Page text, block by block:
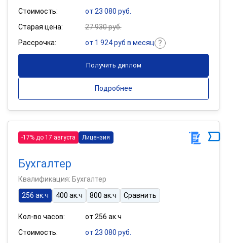
Стоимость:
от 23 080 руб.
Старая цена:
27 930 руб.
Рассрочка:
от 1 924 руб в месяц
Получить диплом
Подробнее
-17% до 17 августа Лицензия
Бухгалтер
Квалификация: Бухгалтер
256 ак.ч
400 ак.ч 800 ак.ч Сравнить
Кол-во часов:
от 256 ак.ч
Стоимость:
от 23 080 руб.